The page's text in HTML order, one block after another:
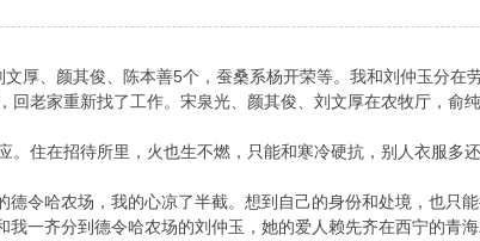
厚、颜其俊、陈本善5个，蚕桑系杨开荣等。我和刘仲玉分在
老家重新找了工作。宋泉光、颜其俊、刘文厚在农牧厅，俞
住在招待所里，火也生不燃，只能和寒冷硬抗，别人衣服多
令哈农场，我的心凉了半截。想到自己的身份和处境，也只
一齐分到德令哈农场的刘仲玉，她的爱人赖先齐在西宁的青